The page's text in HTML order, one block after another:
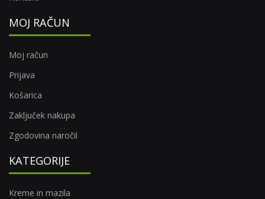
MOJ RAČUN
Moj račun
Prijava
Košarica
Zaključek nakupa
Zgodovina naročil
KATEGORIJE
Kreme in mazila